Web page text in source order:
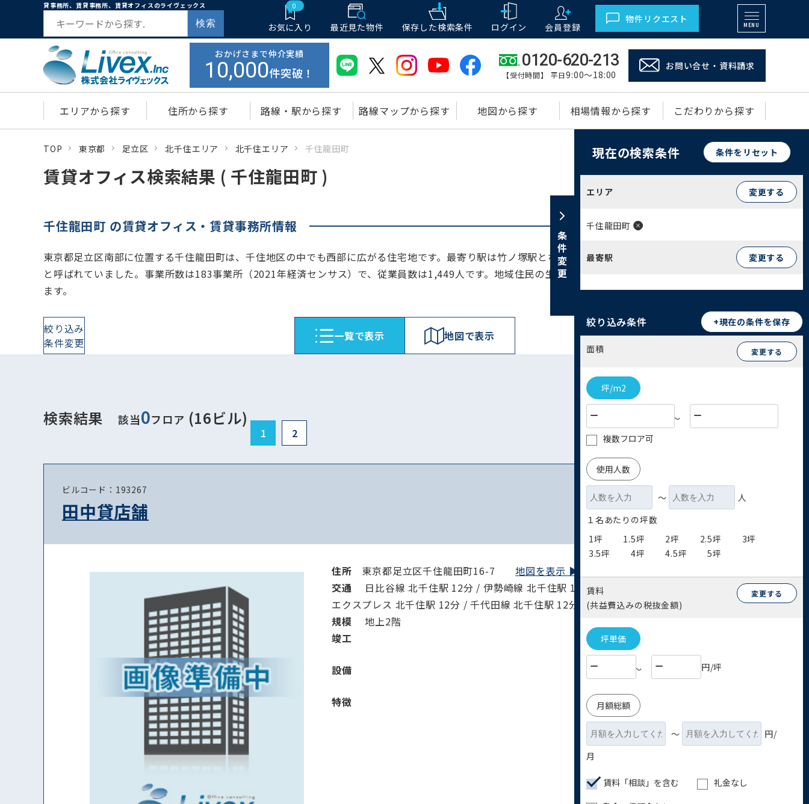
貸事務所、賃貸事務所、賃貸オフィスのライヴェックス
検索
0
お気に入り 最近見た物件 保存した検索条件 ログイン 会員登録
物件リクエスト
MENU
おかげさまで仲介実績
10,000件突破！
0120-620-213
【受付時間】 平日9:00～18:00
お問い合せ・資料請求
エリアから探す 住所から探す 路線・駅から探す 路線マップから探す 地図から探す 相場情報から探す こだわりから探す
TOP 東京都 足立区 北千住エリア 北千住エリア 千住龍田町
条件変更
現在の検索条件 条件をリセット
エリア 変更する
千住龍田町
最寄駅 変更する
絞り込み条件 +現在の条件を保存
面積 変更する
坪/m2
〜
複数フロア可
使用人数
〜
人
１名あたりの坪数
1坪
1.5坪 2坪 2.5坪
3坪
3.5坪
4坪 4.5坪 5坪
賃料
(共益費込みの税抜金額)
変更する
坪単価
〜 円/坪
月額総額
〜
円/
月
賃料「相談」を含む
礼金なし
賃貸オフィス検索結果 ( 千住龍田町 )
千住龍田町 の賃貸オフィス・賃貸事務所情報
東京都足立区南部に位置する千住龍田町は、千住地区の中でも西部に広がる住宅地です。最寄り駅は竹ノ塚駅となり、交通利便性も良好です。かつては龍田町
と呼ばれていました。事業所数は183事業所（2021年経済センサス）で、従業員数は1,449人です。地域住民の生活を支える小規模な事業所が中心となってい
ます。
絞り込み
条件変更
⼀覧で表⽰ 地図で表⽰
検索結果 該当0フロア (16ビル)
1 2
ビルコード：193267
田中貸店舗
住所 東京都足立区千住龍田町16-7地図を表示 ▶︎
交通
日比谷線 北千住駅 12分 / 伊勢崎線 北千住駅 12分 / 常磐線 北千住駅 12分 / つくば
エクスプレス 北千住駅 12分 / 千代田線 北千住駅 12分
規模
地上2階
竣⼯
設備
特徴